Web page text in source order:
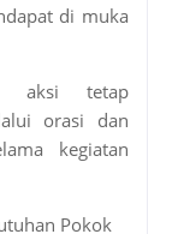
di muka
aksi tetap
orasi dan
kegiatan
Pokok